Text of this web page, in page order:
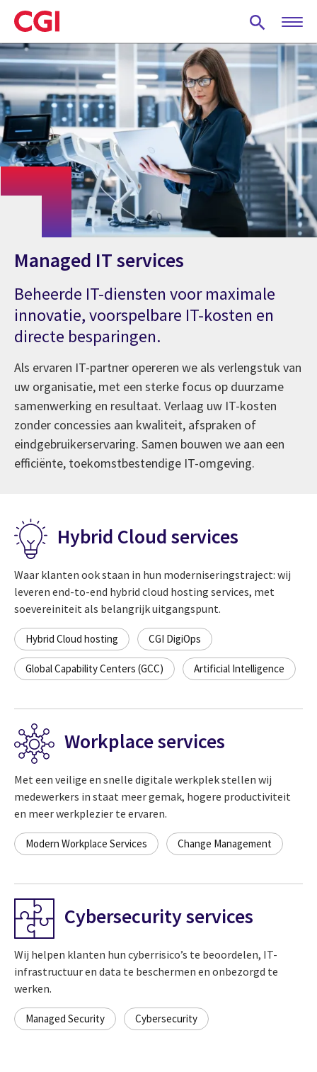
Skip
to
main
content
Managed IT services
Beheerde IT-diensten voor maximale
innovatie, voorspelbare IT-kosten en
directe besparingen.
Als ervaren IT-partner opereren we als verlengstuk van
uw organisatie, met een sterke focus op duurzame
samenwerking en resultaat. Verlaag uw IT-kosten
zonder concessies aan kwaliteit, afspraken of
eindgebruikerservaring. Samen bouwen we aan een
efficiënte, toekomstbestendige IT-omgeving.
Hybrid Cloud services
Waar klanten ook staan in hun moderniseringstraject: wij
leveren end-to-end hybrid cloud hosting services, met
soevereiniteit als belangrijk uitgangspunt.
Hybrid Cloud hosting CGI DigiOps
Global Capability Centers (GCC) Artificial Intelligence
Workplace services
Met een veilige en snelle digitale werkplek stellen wij
medewerkers in staat meer gemak, hogere productiviteit
en meer werkplezier te ervaren.
Modern Workplace Services Change Management
Cybersecurity services
Wij helpen klanten hun cyberrisico’s te beoordelen, IT-
infrastructuur en data te beschermen en onbezorgd te
werken.
Managed Security Cybersecurity